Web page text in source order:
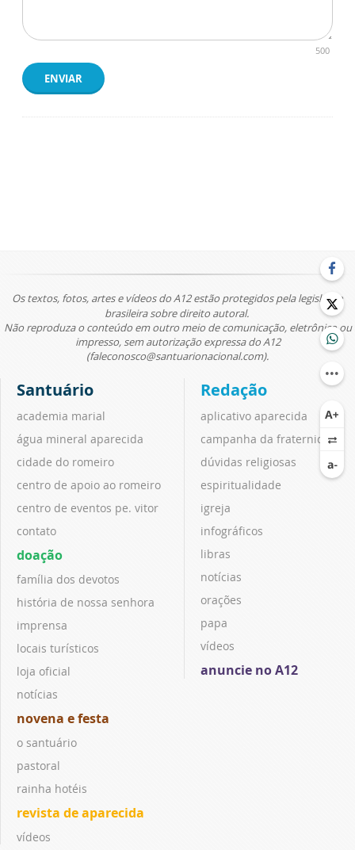
500
ENVIAR
Os textos, fotos, artes e vídeos do A12 estão protegidos pela legislação
brasileira sobre direito autoral.
Não reproduza o conteúdo em outro meio de comunicação, eletrônico ou
impresso, sem autorização expressa do A12
(faleconosco@santuarionacional.com).
Santuário
academia marial
água mineral aparecida
cidade do romeiro
centro de apoio ao romeiro
centro de eventos pe. vitor
contato
doação
família dos devotos
história de nossa senhora
imprensa
locais turísticos
loja oficial
notícias
novena e festa
o santuário
pastoral
rainha hotéis
revista de aparecida
vídeos
Redação
aplicativo aparecida
campanha da fraternidade
dúvidas religiosas
espiritualidade
igreja
infográficos
libras
notícias
orações
papa
vídeos
anuncie no A12